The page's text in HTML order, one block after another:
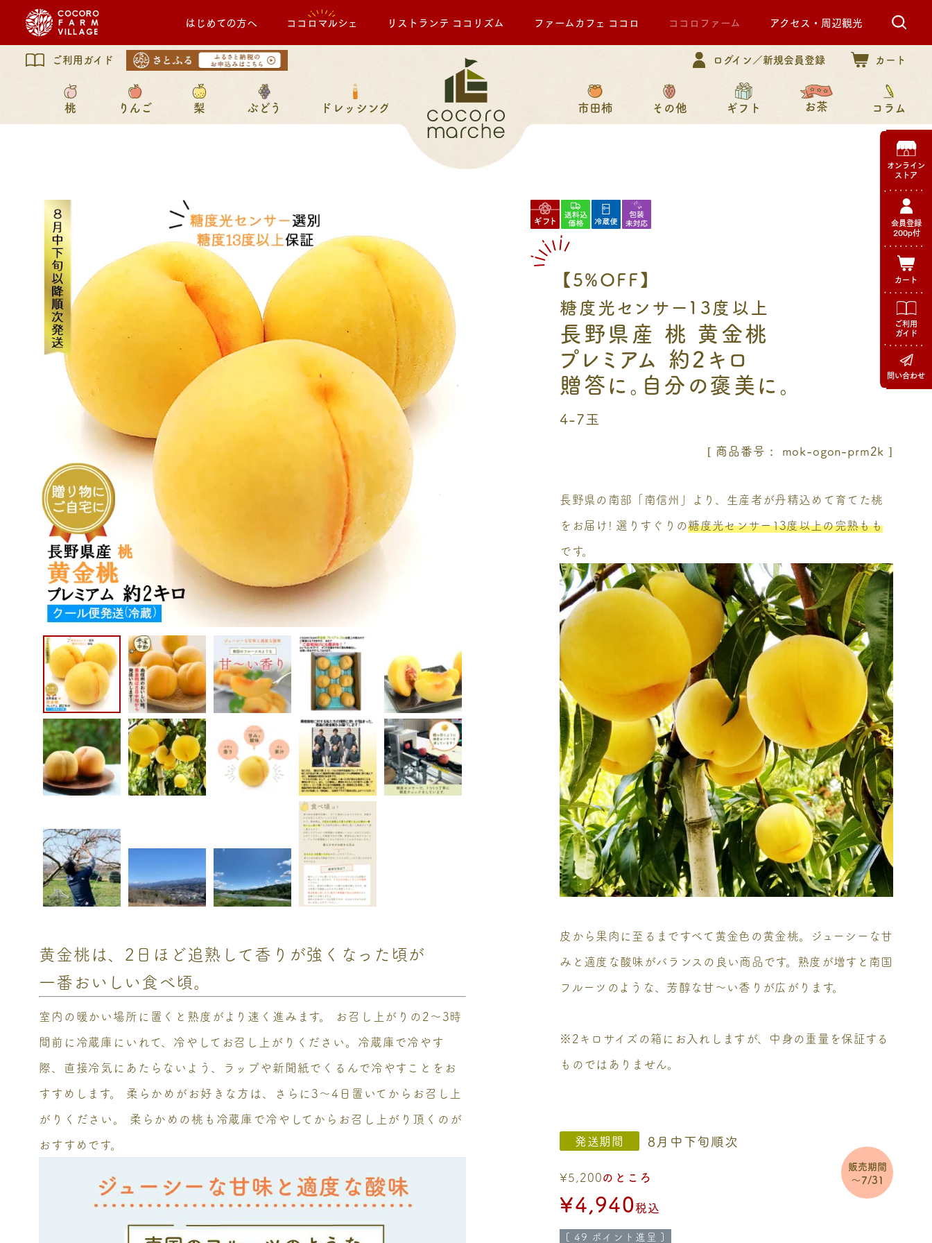
はじめての方へ ココロマルシェ リストランテ ココリズム ファームカフェ ココロ ココロファーム アクセス・周辺観光
ご利用ガイド ログイン／新規会員登録 カート
桃 りんご 梨 ぶどう ドレッシング 市田柿 その他 ギフト お茶 コラム
オンライン
ストア
会員登録
200p付
カート
ご利用
ガイド
問い合わせ
黄金桃は、2日ほど追熟して香りが強くなった頃が
一番おいしい食べ頃。
室内の暖かい場所に置くと熟度がより速く進みます。 お召し上がりの2～3時
間前に冷蔵庫にいれて、冷やしてお召し上がりください。冷蔵庫で冷やす
際、直接冷気にあたらないよう、ラップや新聞紙でくるんで冷やすことをお
すすめします。 柔らかめがお好きな方は、さらに3～4日置いてからお召し上
がりください。 柔らかめの桃も冷蔵庫で冷やしてからお召し上がり頂くのが
おすすめです。
【5%OFF】
糖度光センサー13度以上
長野県産 桃 黄金桃
プレミアム 約2キロ
贈答に。自分の褒美に。
4-7玉
商品番号 mok-ogon-prm2k
長野県の南部「南信州」より、生産者が丹精込めて育てた桃
をお届け! 選りすぐりの糖度光センサー13度以上の完熟もも
です。
皮から果肉に至るまですべて黄金色の黄金桃。ジューシーな甘
みと適度な酸味がバランスの良い商品です。熟度が増すと南国
フルーツのような、芳醇な甘～い香りが広がります。
※2キロサイズの箱にお入れしますが、中身の重量を保証する
ものではありません。
発送期間 8月中下旬順次
¥5,200のところ
¥4,940税込
販売期間
～7/31
[ 49 ポイント進呈 ]